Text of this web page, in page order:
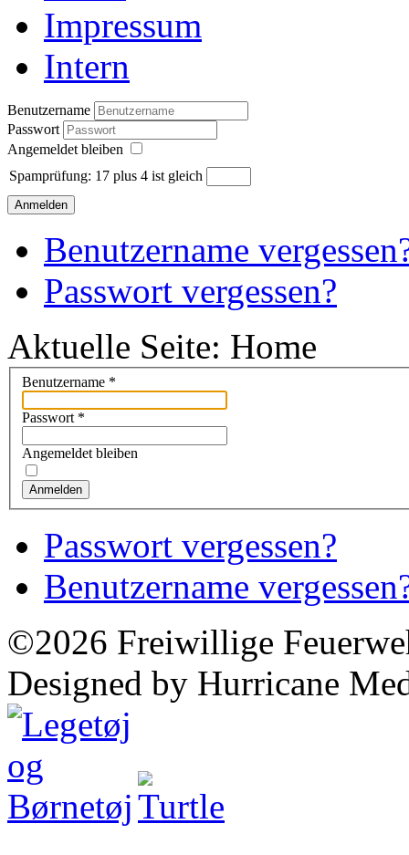
Impressum
Intern
Benutzername
Passwort
Angemeldet bleiben
Spamprüfung: 17 plus 4 ist gleich
Anmelden
Benutzername
Passwort vergessen?
Aktuelle Seite: Home
Benutzername *
Passwort *
Angemeldet bleiben
Anmelden
Passwort vergessen?
Benutzername
©2026 Freiwillige
Designed by Hurricane